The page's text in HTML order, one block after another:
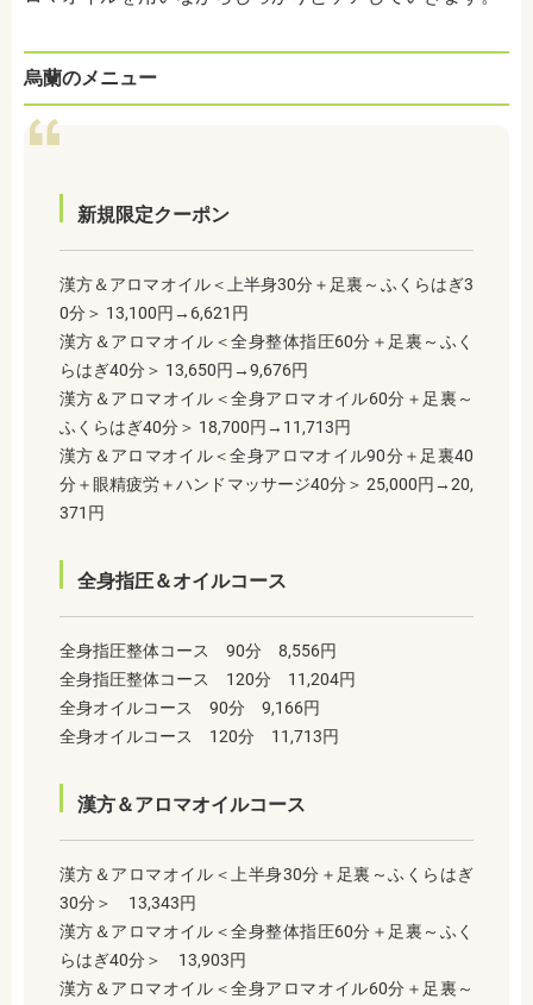
烏蘭のメニュー
新規限定クーポン
漢方＆アロマオイル＜上半身30分＋足裏～ふくらはぎ3
0分＞ 13,100円→6,621円
漢方＆アロマオイル＜全身整体指圧60分＋足裏～ふく
らはぎ40分＞ 13,650円→9,676円
漢方＆アロマオイル＜全身アロマオイル60分＋足裏～
ふくらはぎ40分＞ 18,700円→11,713円
漢方＆アロマオイル＜全身アロマオイル90分＋足裏40
分＋眼精疲労＋ハンドマッサージ40分＞ 25,000円→20,
371円
全身指圧＆オイルコース
全身指圧整体コース 90分 8,556円
全身指圧整体コース 120分 11,204円
全身オイルコース 90分 9,166円
全身オイルコース 120分 11,713円
漢方＆アロマオイルコース
漢方＆アロマオイル＜上半身30分＋足裏～ふくらはぎ
30分＞ 13,343円
漢方＆アロマオイル＜全身整体指圧60分＋足裏～ふく
らはぎ40分＞ 13,903円
漢方＆アロマオイル＜全身アロマオイル60分＋足裏～